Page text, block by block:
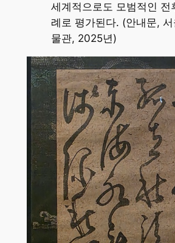
세계적으로도 모범적인 전
례로 평가된다. (안내문,
물관, 2025년)